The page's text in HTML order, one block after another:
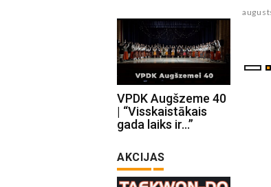
VPDK Augšzeme 40
| “Visskaistākais
gada laiks ir…”
AKCIJAS